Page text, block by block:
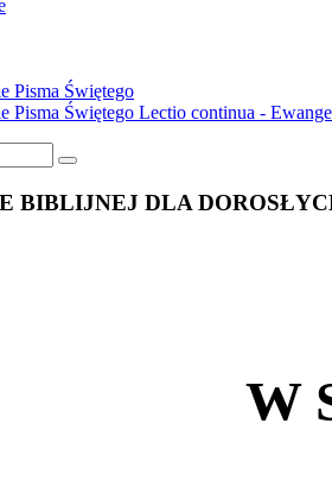
Pisma Świętego
Pisma Świętego Lectio continua -
BIBLIJNEJ DLA
W